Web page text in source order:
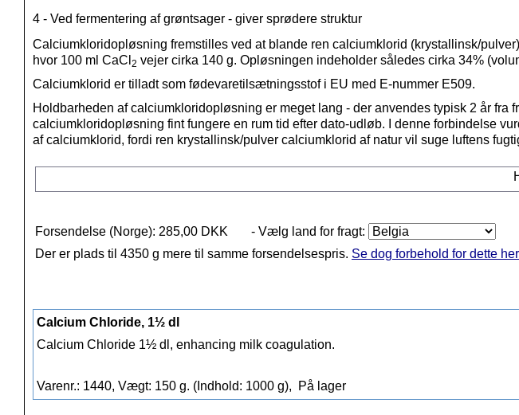
4 - Ved fermentering af grøntsager - giver sprødere struktur
Calciumkloridopløsning fremstilles ved at blande ren calciumklorid (krystallinsk/
hvor 100 ml CaCl 2 vejer cirka 140 g. Opløsningen indeholder således cirka 34%
Calciumklorid er tilladt som fødevaretilsætningsstof i EU med E-nummer E509.
Holdbarheden af calciumkloridopløsning er meget lang - der anvendes typisk 2 år
calciumkloridopløsning fint fungere en rum tid efter dato-udløb. I denne forbindelse
af calciumklorid, fordi ren krystallinsk/pulver calciumklorid af natur vil suge luftens
Forsendelse (Norge): 285,00 DKK
- Vælg land for fragt:
Der er plads til 4350 g mere til samme forsendelsespris. Se dog forbehold for dette
Calcium Chloride, 1½ dl
Calcium Chloride 1½ dl, enhancing milk coagulation.
Varenr.: 1440, Vægt: 150 g. (Indhold: 1000 g), På lager